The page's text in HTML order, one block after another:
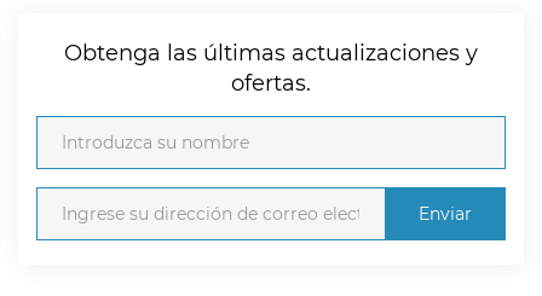
Obtenga las últimas actualizaciones y
ofertas.
Enviar